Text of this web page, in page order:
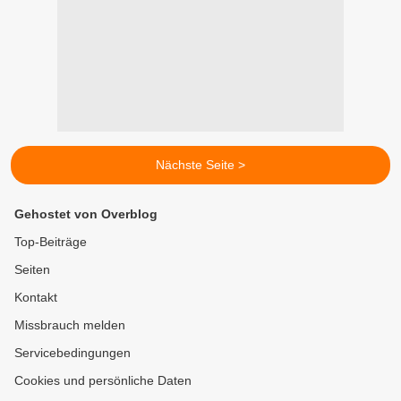
Nächste Seite >
Gehostet von Overblog
Top-Beiträge
Seiten
Kontakt
Missbrauch melden
Servicebedingungen
Cookies und persönliche Daten